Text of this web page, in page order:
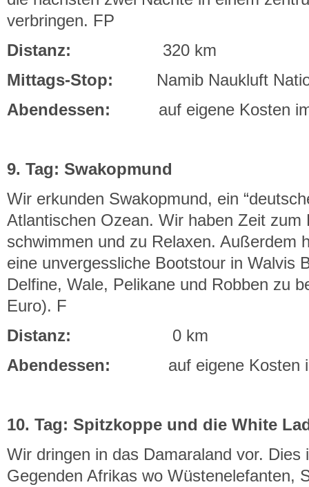
verbringen. FP
Distanz: 320 km
Mittags-Stop: Namib Naukluft
Abendessen: auf eigene Kosten im
9. Tag: Swakopmund
Wir erkunden Swakopmund, ein
Atlantischen Ozean. Wir haben Zeit zum
schwimmen und zu Relaxen. Außerdem
eine unvergessliche Bootstour in Walvis
Delfine, Wale, Pelikane und Robben zu
Euro). F
Distanz: 0 km
Abendessen: auf eigene Kosten
10. Tag: Spitzkoppe und die White
Wir dringen in das Damaraland vor. Dies
Gegenden Afrikas wo Wüstenelefanten,